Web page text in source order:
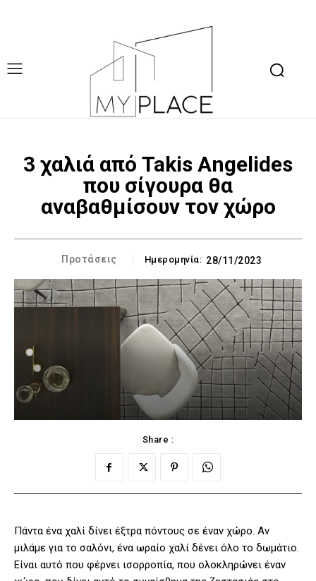
3 χαλιά από Takis Angelides
που σίγουρα θα
αναβαθμίσουν τον χώρο
Προτάσεις Ημερομηνία: 28/11/2023
Share :
Πάντα ένα χαλί δίνει έξτρα πόντους σε έναν χώρο. Αν
μιλάμε για το σαλόνι, ένα ωραίο χαλί δένει όλο το δωμάτιο.
Είναι αυτό που φέρνει ισορροπία, που ολοκληρώνει έναν